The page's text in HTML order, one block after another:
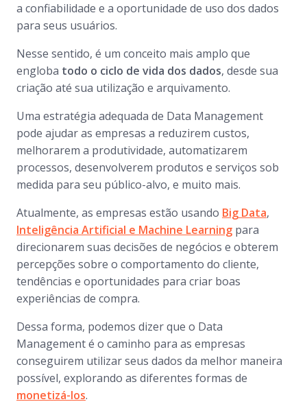
a confiabilidade e a oportunidade de uso dos dados
para seus usuários.
Nesse sentido, é um conceito mais amplo que
engloba todo o ciclo de vida dos dados, desde sua
criação até sua utilização e arquivamento.
Uma estratégia adequada de Data Management
pode ajudar as empresas a reduzirem custos,
melhorarem a produtividade, automatizarem
processos, desenvolverem produtos e serviços sob
medida para seu público-alvo, e muito mais.
Atualmente, as empresas estão usando Big Data,
Inteligência Artificial e Machine Learning para
direcionarem suas decisões de negócios e obterem
percepções sobre o comportamento do cliente,
tendências e oportunidades para criar boas
experiências de compra.
Dessa forma, podemos dizer que o Data
Managementé o caminho para as empresas
conseguirem utilizar seus dados da melhor maneira
possível, explorando as diferentes formas de
monetizá-los.